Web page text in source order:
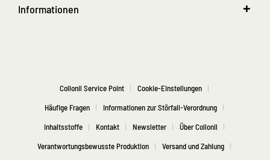
Informationen
Collonil Service Point
Cookie-Einstellungen
Häufige Fragen
Informationen zur Störfall-Verordnung
Inhaltsstoffe
Kontakt Newsletter
Über Collonil
Verantwortungsbewusste Produktion
Versand und Zahlung